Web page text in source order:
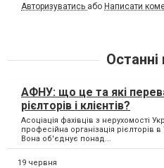
Авторизуватись або Написати
Останні
АФНУ: що це та які
рієлторів і клієнтів?
Асоціація фахівців з нерухомості
професійна організація рієлторів в
Вона об'єднує понад...
19 червня